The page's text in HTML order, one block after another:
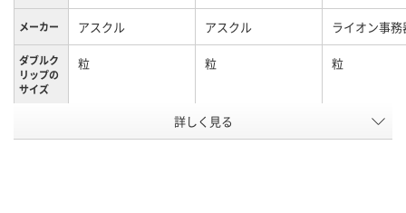
メーカー アスクル アスクル ライオン事務
ダブルク
リップの
サイズ
粒 粒 粒
粒
詳しく見る